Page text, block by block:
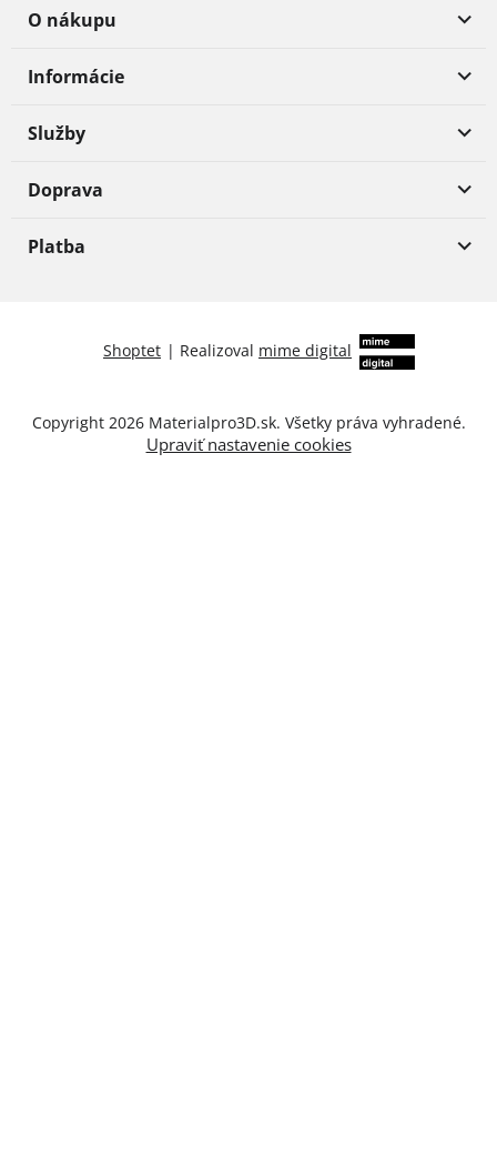
O nákupu
Informácie
Služby
Doprava
Platba
Shoptet | Realizoval mime digital
Copyright 2026 Materialpro3D.sk. Všetky práva vyhradené.
Upraviť nastavenie cookies